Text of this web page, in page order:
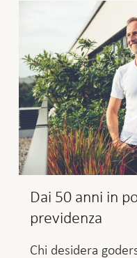
Dai 50 anni in
previdenza
Chi desidera